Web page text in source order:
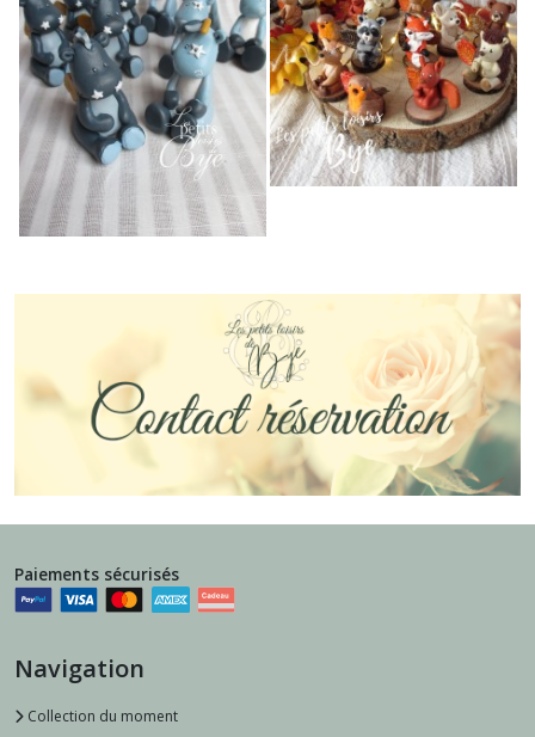
Paiements sécurisés
Navigation
Collection du moment